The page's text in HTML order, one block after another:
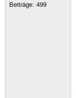
Beiträge:499